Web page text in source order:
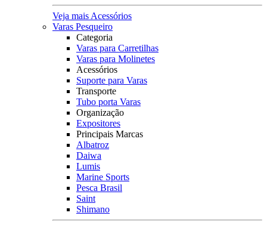
Veja mais Acessórios
Varas Pesqueiro
Categoria
Varas para Carretilhas
Varas para Molinetes
Acessórios
Suporte para Varas
Transporte
Tubo porta Varas
Organização
Expositores
Principais Marcas
Albatroz
Daiwa
Lumis
Marine Sports
Pesca Brasil
Saint
Shimano